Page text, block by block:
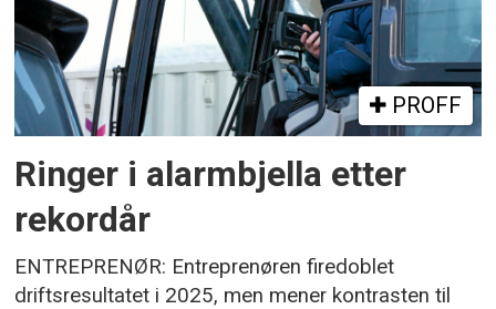
PROFF
Ringer i alarmbjella etter
rekordår
ENTREPRENØR: Entreprenøren firedoblet
driftsresultatet i 2025, men mener kontrasten til